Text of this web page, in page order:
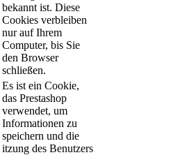
bekannt ist. Diese
Cookies verbleiben
nur auf Ihrem
Computer, bis Sie
den Browser
schließen.
Es ist ein Cookie,
das Prestashop
verwendet, um
Informationen zu
speichern und die
itzung des Benutzers